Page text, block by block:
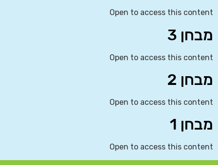
Open to access this content
מבחן 3
Open to access this content
מבחן 2
Open to access this content
מבחן 1
Open to access this content